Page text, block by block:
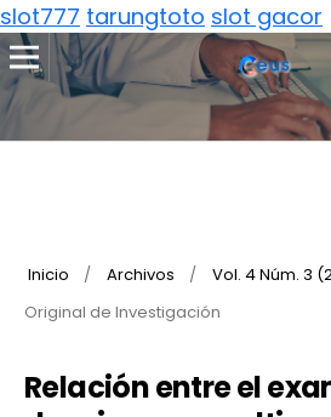
slot777 tarungtoto slot gacor
Inicio / Archivos / Vol. 4 Núm. 3
Original de Investigación
Relación entre el